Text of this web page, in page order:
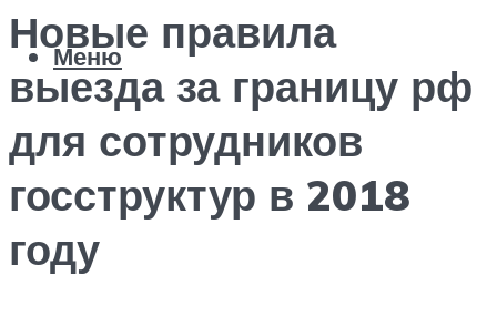
Меню
Новые правила
выезда за границу рф
для сотрудников
госструктур в 2018
году